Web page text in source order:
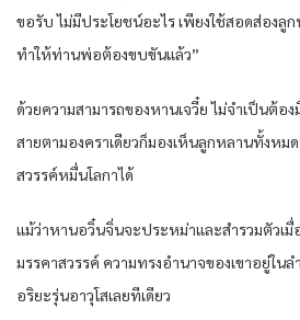
ขอรับ ไม่มีประโยชน์อะไร เพียงใช้สอดส่องลู
ทำให้ท่านพ่อต้องขบขันแล้ว”
ด้วยความสามารถของหานเจวี๋ย ไม่จำเป็นต้อ
สายตามองคราเดียวก็มองเห็นลูกหลานทั้งหม
สวรรค์หมื่นโลกาได้
แม้ว่าหานอวิ๋นจิ่นจะประหม่าและสำรวมตัวเ
มรรคาสวรรค์ ความทรงอำนาจของเขาอยู่ใน
อริยะรุ่นอาวุโสเลยทีเดียว